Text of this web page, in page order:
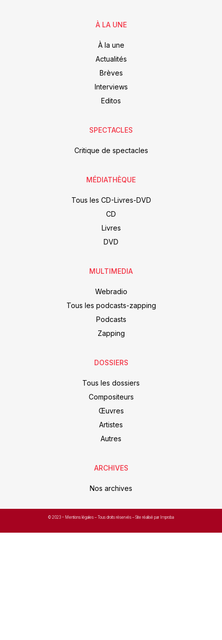
À LA UNE
À la une
Actualités
Brèves
Interviews
Editos
SPECTACLES
Critique de spectacles
MÉDIATHÈQUE
Tous les CD-Livres-DVD
CD
Livres
DVD
MULTIMEDIA
Webradio
Tous les podcasts-zapping
Podcasts
Zapping
DOSSIERS
Tous les dossiers
Compositeurs
Œuvres
Artistes
Autres
ARCHIVES
Nos archives
© 2023 – Mentions légales – Tous droits réservés – Site réalisé par Improba